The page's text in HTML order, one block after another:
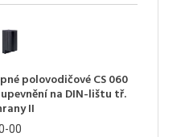
polovodičové CS 060
upevnění na DIN-lištu tř.
II
00